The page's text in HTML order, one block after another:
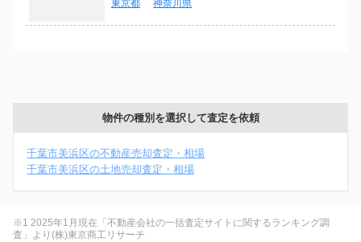
東京都
神奈川県
物件の種別を選択して査定を依頼
千葉市美浜区の不動産売却査定・相場
千葉市美浜区の土地売却査定・相場
※1 2025年1月現在「不動産会社の一括査定サイトに関するランキング調
査」より(株)東京商工リサーチ